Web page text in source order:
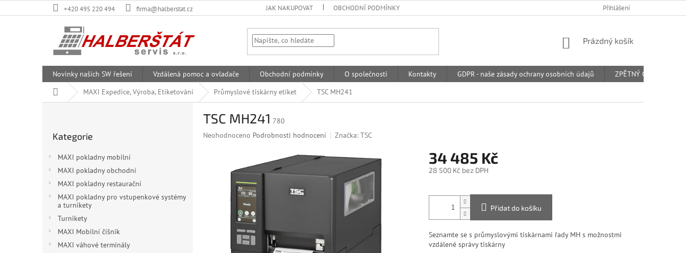
na
+420 495 220 494 firma@halberstat.cz JAK NAKUPOVAT OBCHODNÍ PODMÍNKY Přihlášení
NÁKUPNÍ
Prázdný košík
Novinky našich SW řešení Vzdálená pomoc a ovladače Obchodní podmínky O společnosti Kontakty GDPR - naše zásady ochrany osobních údajů
ZPĚTNÝ ODBĚR
Domů
MAXI Expedice, Výroba, Etiketování Průmyslové tiskárny etiket TSC MH241
kategorie
Kategorie
MAXI pokladny mobilní
MAXI pokladny obchodní
MAXI pokladny restaurační
MAXI pokladny pro vstupenkové systémy
a turnikety
Turnikety
MAXI Mobilní číšník
MAXI váhové terminály
TSC MH241 780
Průměrné
hvězdiček.
Neohodnoceno Podrobnosti hodnocení Značka: TSC
34 485 Kč
28 500 Kč bez DPH
cena:
Přidat do košíku
Seznamte se s průmyslovými tiskárnami řady MH s možnostmi
vzdálené správy tiskárny